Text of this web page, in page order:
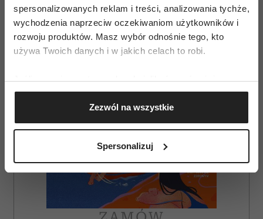
spersonalizowanych reklam i treści, analizowania tychże,
wychodzenia naprzeciw oczekiwaniom użytkowników i
rozwoju produktów. Masz wybór odnośnie tego, kto
używa Twoich danych i w jakich celach to robi.
Jeśli wyrazisz na to zgodę, chcielibyśmy również:
Gromadzić dane dotyczące Twojej lokalizacji
geograficznej z dokładnością nawet do kilku metrów
Identyfikować Twoje urządzenie, aktywnie
(fingerprinting, czyli wirtualny odcisk palca)
dane są przetwarzane oraz ustaw własne preferencje w
. W Deklaracji plików cookie możesz
zmienić lub wycofać swoją zgodę w dowolnej chwili.
Zezwól na wszystkie
Spersonalizuj